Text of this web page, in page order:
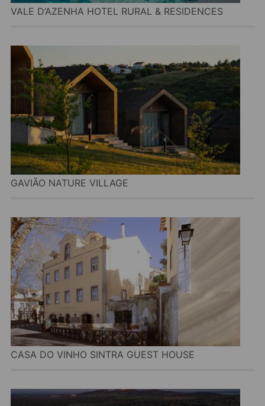
VALE D’AZENHA HOTEL RURAL & RESIDENCES
GAVIÃO NATURE VILLAGE
CASA DO VINHO SINTRA GUEST HOUSE